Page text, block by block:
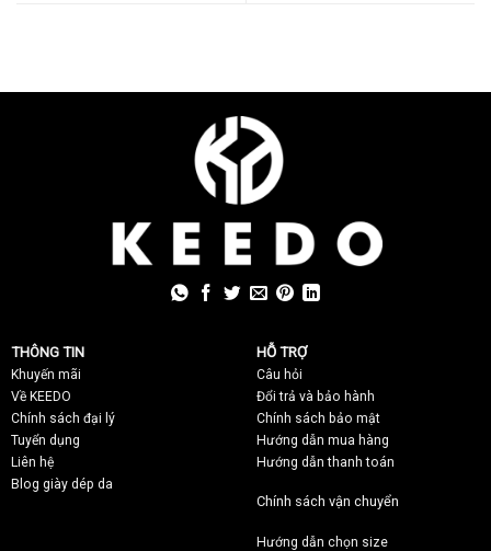
THÔNG TIN
Khuyến mãi
Về KEEDO
Chính sách đại lý
Tuyển dụng
Liên hệ
Blog giày dép da
HỖ TRỢ
Câu hỏi
Đổi trả và bảo hành
Chính sách bảo mật
Hướng dẫn mua hàng
Hướng dẫn thanh toán
Chính sách vận chuyển
Hướng dẫn chọn size